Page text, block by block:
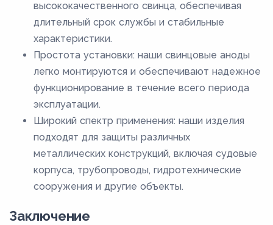
высококачественного свинца, обеспечивая
длительный срок службы и стабильные
характеристики.
Простота установки: наши свинцовые аноды
легко монтируются и обеспечивают надежное
функционирование в течение всего периода
эксплуатации.
Широкий спектр применения: наши изделия
подходят для защиты различных
металлических конструкций, включая судовые
корпуса, трубопроводы, гидротехнические
сооружения и другие объекты.
Заключение